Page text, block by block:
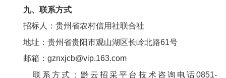
九、联系方式
招标人：贵州省农村信用社联合社
地址：贵州省贵阳市观山湖区长岭北路61号
邮箱：gznxjcb@vip.163.com
联系方式：黔云招采平台技术咨询电话0851-